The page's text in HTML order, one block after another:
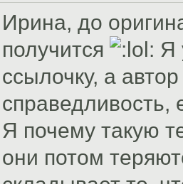
Ирина, до
получится
Я
ссылочку, а
справедливость,
Я почему такую
они потом